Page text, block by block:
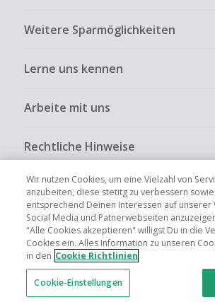
Weitere Sparmöglichkeiten
Lerne uns kennen
Arbeite mit uns
Rechtliche Hinweise
Globale Websites UK US CN JP
Wir nutzen Cookies, um eine Vielzahl von
anzubeiten, diese stetitg zu verbessern
entsprechend Deinen Interessen auf unserer
Social Media und Patnerwebseiten
"Alle Cookies akzeptieren" willigst Du in die
Cookies ein. Alles Information zu unseren
in den Cookie Richtlinien
Cookie-Einstellungen